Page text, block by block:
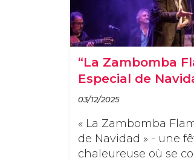
“La Zambomba
Especial de
03/12/2025
« La Zambomba
de Navidad » - une
chaleureuse où se